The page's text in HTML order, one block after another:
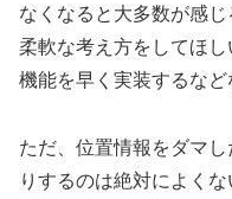
なくなると大多数が感
柔軟な考え方をしてほ
機能を早く実装するな
ただ、位置情報をダマ
りするのは絶対によく